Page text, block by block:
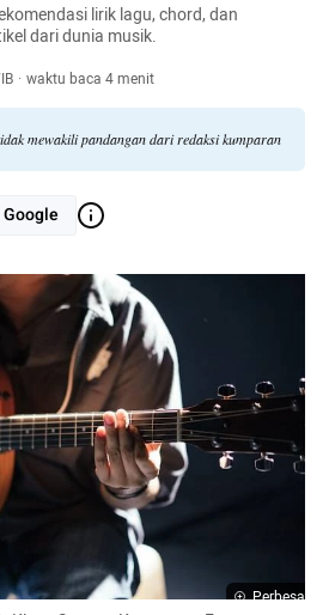
lirik lagu, chord, dan
dari dunia musik.
· waktu baca 4 menit
mewakili pandangan dari redaksi kumparan
Perbesar